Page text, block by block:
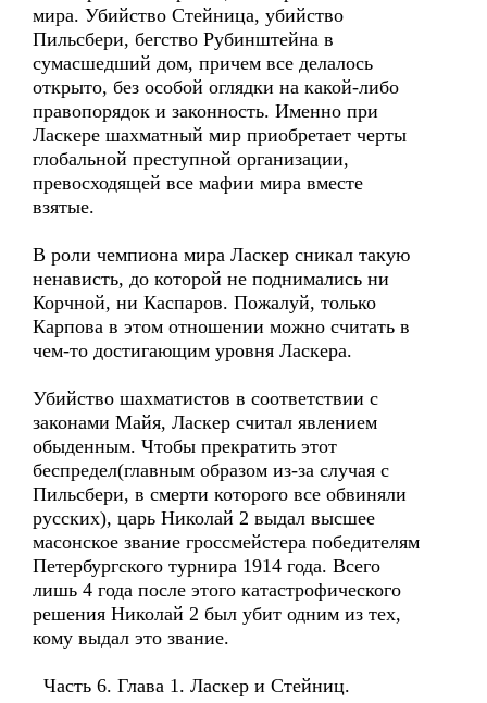
мира. Убийство Стейница, убийство
Пильсбери, бегство Рубинштейна в
сумасшедший дом, причем все делалось
открыто, без особой оглядки на какой-либо
правопорядок и законность. Именно при
Ласкере шахматный мир приобретает черты
глобальной преступной организации,
превосходящей все мафии мира вместе
взятые.
В роли чемпиона мира Ласкер сникал такую
ненависть, до которой не поднимались ни
Корчной, ни Каспаров. Пожалуй, только
Карпова в этом отношении можно считать в
чем-то достигающим уровня Ласкера.
Убийство шахматистов в соответствии с
законами Майя, Ласкер считал явлением
обыденным. Чтобы прекратить этот
беспредел(главным образом из-за случая с
Пильсбери, в смерти которого все обвиняли
русских), царь Николай 2 выдал высшее
масонское звание гроссмейстера победителям
Петербургского турнира 1914 года. Всего
лишь 4 года после этого катастрофического
решения Николай 2 был убит одним из тех,
кому выдал это звание.
Часть 6. Глава 1. Ласкер и Стейниц.